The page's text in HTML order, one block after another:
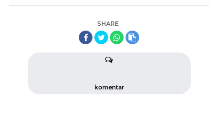
SHARE
komentar